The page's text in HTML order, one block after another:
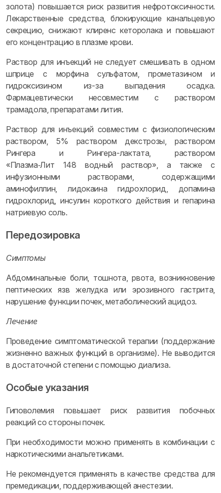
золота) повышается риск развития нефротоксичности.
Лекарственные средства, блокирующие канальцевую
секрецию, снижают клиренс кеторолака и повышают
его концентрацию в плазме крови.
Раствор для инъекций не следует смешивать в одном
шприце с морфина сульфатом, прометазином и
гидроксизином из-за выпадения осадка.
Фармацевтически несовместим с раствором
трамадола, препаратами лития.
Раствор для инъекций совместим с физиологическим
раствором, 5% раствором декстрозы, раствором
Рингера и Рингера-лактата, раствором
«Плазма‑Лит 148 водный раствор», а также с
инфузионными растворами, содержащими
аминофиллин, лидокаина гидрохлорид, допамина
гидрохлорид, инсулин короткого действия и гепарина
натриевую соль.
Передозировка
Симптомы
Абдоминальные боли, тошнота, рвота, возникновение
пептических язв желудка или эрозивного гастрита,
нарушение функции почек, метаболический ацидоз.
Лечение
Проведение симптоматической терапии (поддержание
жизненно важных функций в организме). Не выводится
в достаточной степени с помощью диализа.
Особые указания
Гиповолемия повышает риск развития побочных
реакций со стороны почек.
При необходимости можно применять в комбинации с
наркотическими анальгетиками.
Не рекомендуется применять в качестве средства для
премедикации, поддерживающей анестезии.